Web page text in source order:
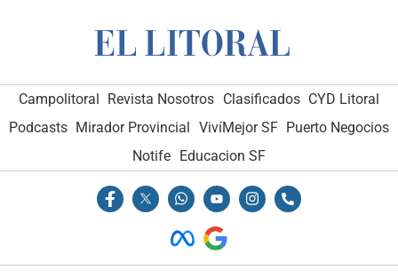
Campolitoral Revista Nosotros Clasificados CYD Litoral
Podcasts Mirador Provincial VivíMejor SF Puerto Negocios
Notife Educacion SF